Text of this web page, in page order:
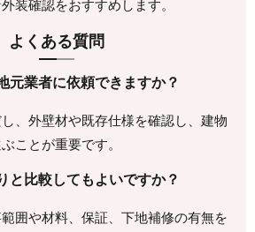
装確認をおすすめします。
よくある質問
元業者に依頼できますか？
、外壁材や既存仕様を確認し、建物
ことが重要です。
と比較してもよいですか？
囲や材料、保証、下地補修の有無を